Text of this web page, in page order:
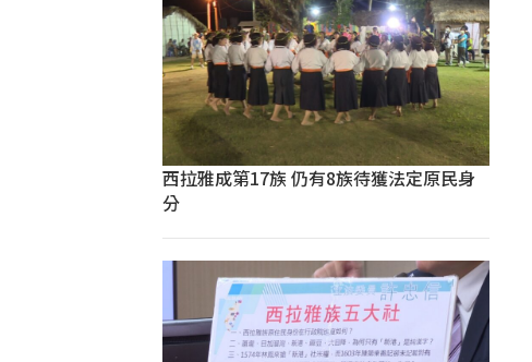
西拉雅成第17族 仍有8族待獲法定原民身
分